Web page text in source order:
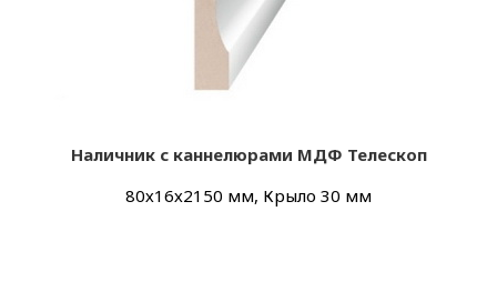
Наличник с каннелюрами МДФ Телескоп
80х16х2150 мм, Крыло 30 мм